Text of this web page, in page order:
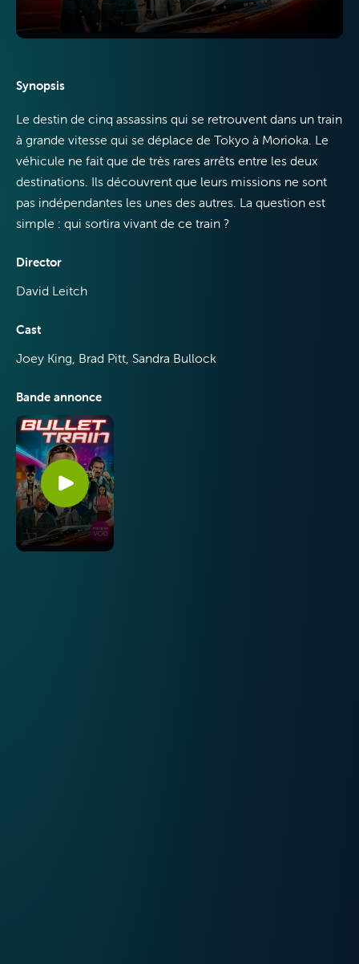
Internet
Mobile
Synopsis
Le destin de cinq assassins qui se retrouvent dans un train
à grande vitesse qui se déplace de Tokyo à Morioka. Le
véhicule ne fait que de très rares arrêts entre les deux
destinations. Ils découvrent que leurs missions ne sont
pas indépendantes les unes des autres. La question est
simple : qui sortira vivant de ce train ?
Director
David Leitch
Cast
Joey King, Brad Pitt, Sandra Bullock
Bande annonce